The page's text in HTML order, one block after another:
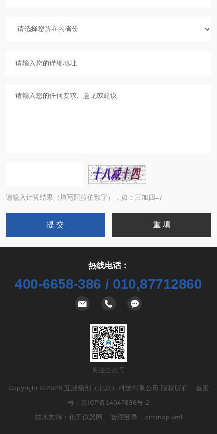
请输入计算结果（填写阿拉伯数字），如：三加四=7
热线电话：
400-6658-386 / 010,87712860
关注公众号
Copyright © 2026 五洲鼎创（北京）科技有限公司 版权所有 备案
号： 京ICP备14047836号-2
技术支持： 化工仪器网 管理登录 sitemap.xml